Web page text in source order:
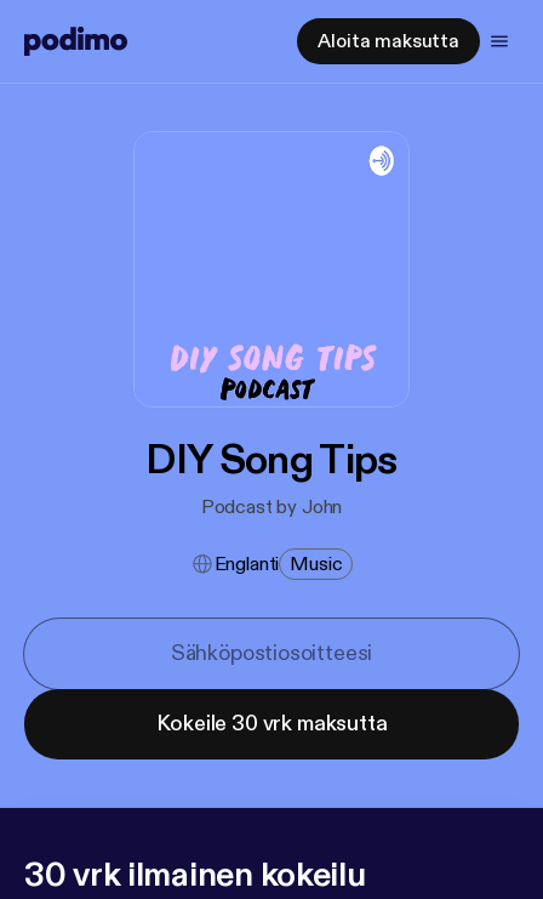
Aloita maksutta
DIY Song Tips
Podcast by John
Englanti Music
Kokeile 30 vrk maksutta
30 vrk ilmainen kokeilu